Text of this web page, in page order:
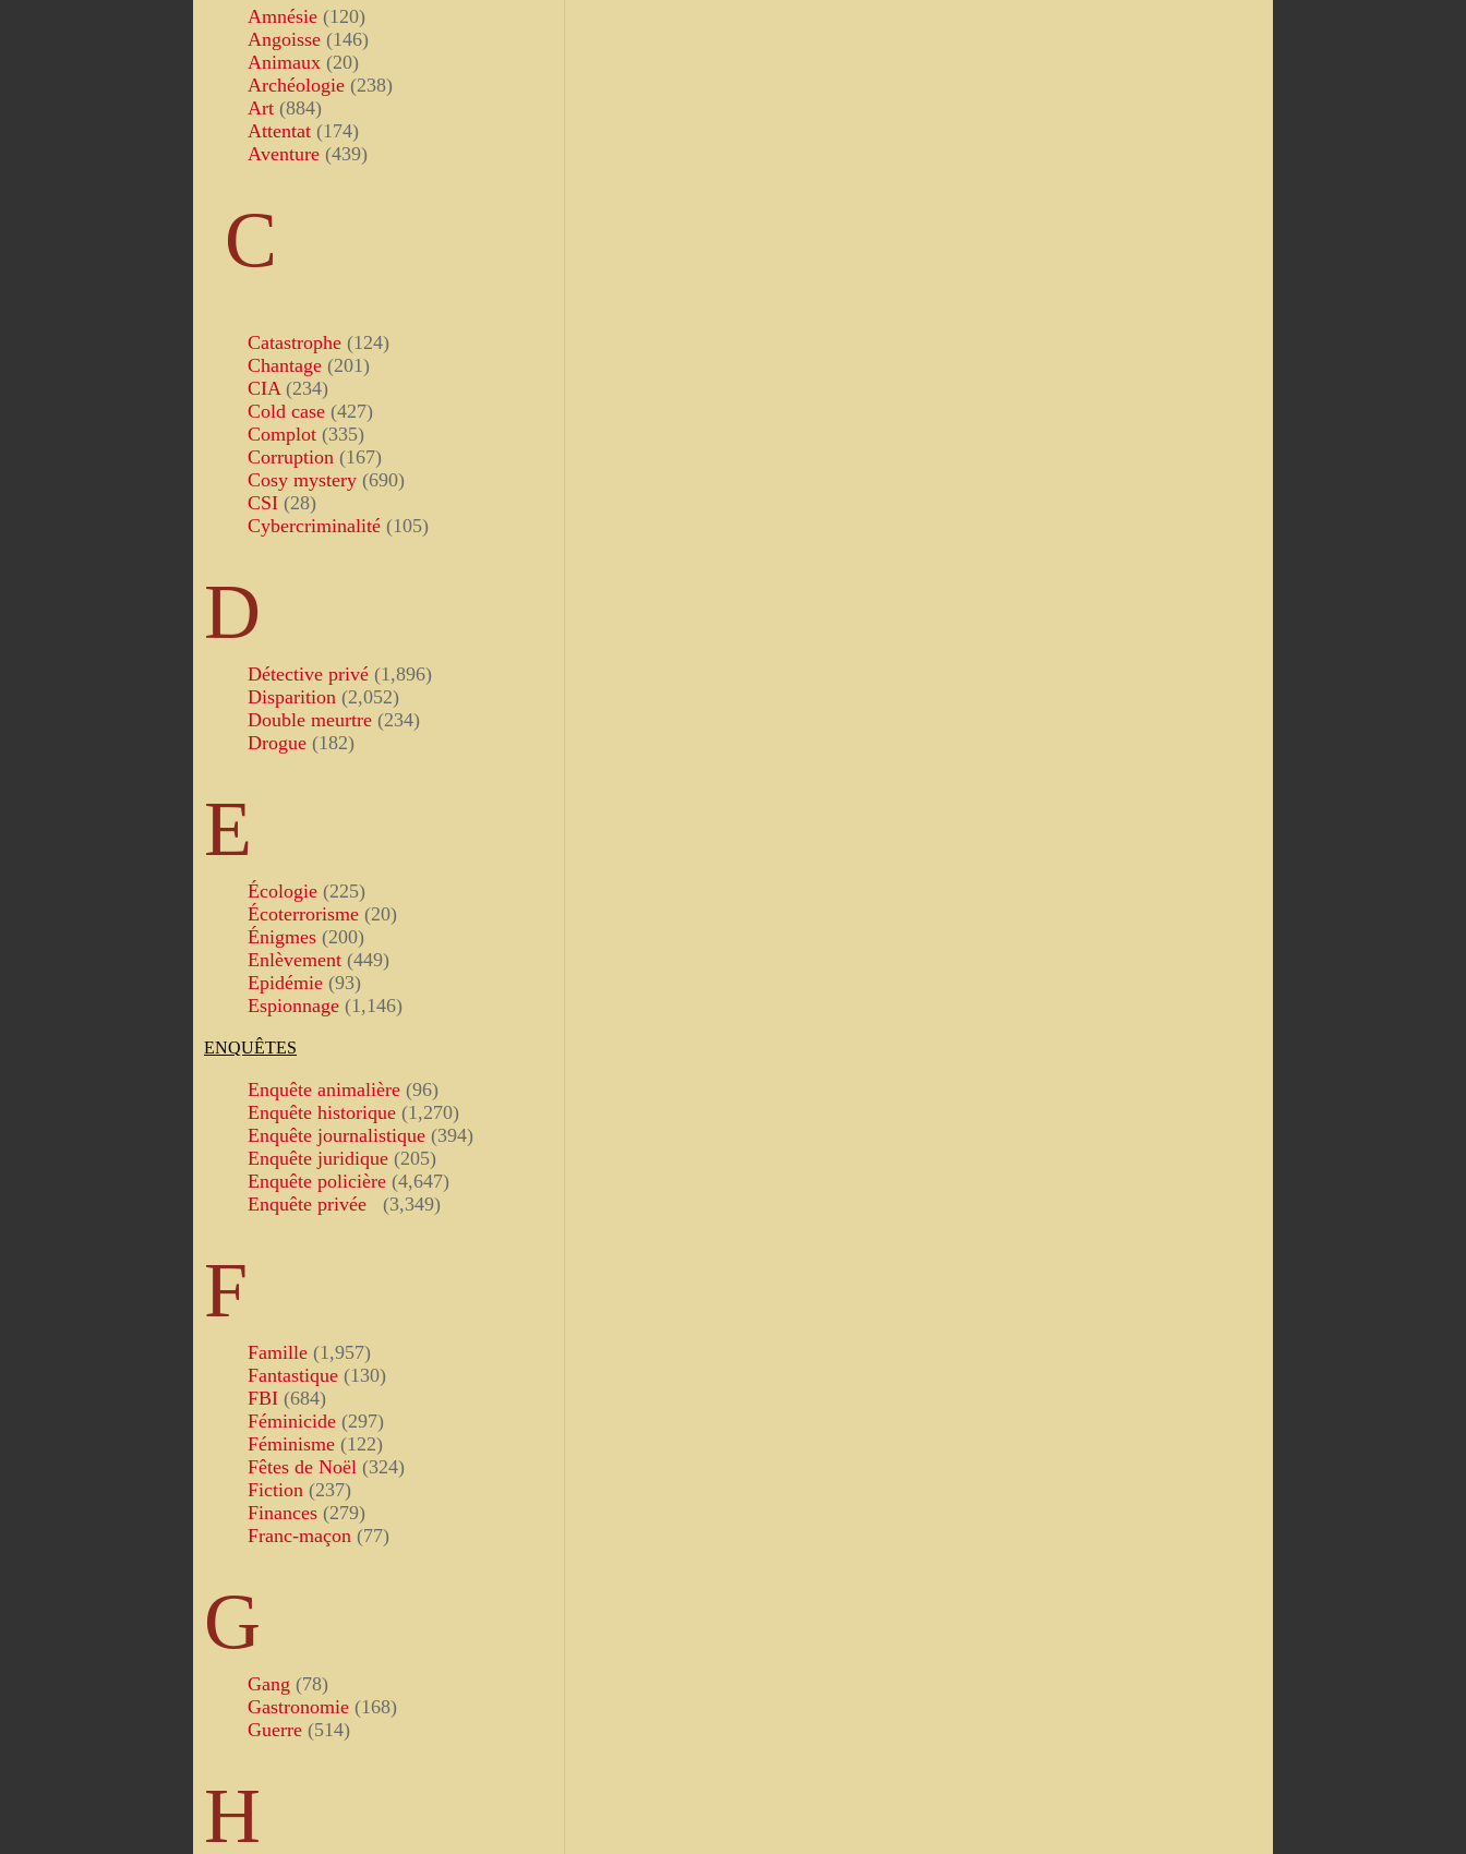
Amnésie (120)
Angoisse (146)
Animaux (20)
Archéologie (238)
Art (884)
Attentat (174)
Aventure (439)
C
Catastrophe (124)
Chantage (201)
CIA (234)
Cold case (427)
Complot (335)
Corruption (167)
Cosy mystery (690)
CSI (28)
Cybercriminalité (105)
D
Détective privé (1,896)
Disparition (2,052)
Double meurtre (234)
Drogue (182)
E
Écologie (225)
Écoterrorisme (20)
Énigmes (200)
Enlèvement (449)
Epidémie (93)
Espionnage (1,146)
ENQUÊTES
Enquête animalière (96)
Enquête historique (1,270)
Enquête journalistique (394)
Enquête juridique (205)
Enquête policière (4,647)
Enquête privée
(3,349)
F
Famille (1,957)
Fantastique (130)
FBI (684)
Féminicide (297)
Féminisme (122)
Fêtes de Noël (324)
Fiction (237)
Finances (279)
Franc-maçon (77)
G
Gang (78)
Gastronomie (168)
Guerre (514)
H